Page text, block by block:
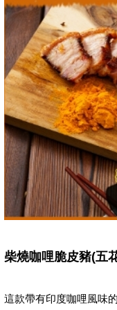
柴燒咖哩脆皮豬(五
這款帶有印度咖哩風味